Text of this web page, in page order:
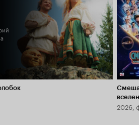
2026,